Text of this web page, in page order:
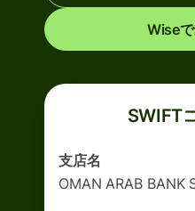
Wise
SWIFT
支店名
OMAN ARAB BANK